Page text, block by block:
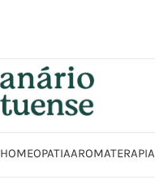
HOMEOPATIAAROMATERAPIA